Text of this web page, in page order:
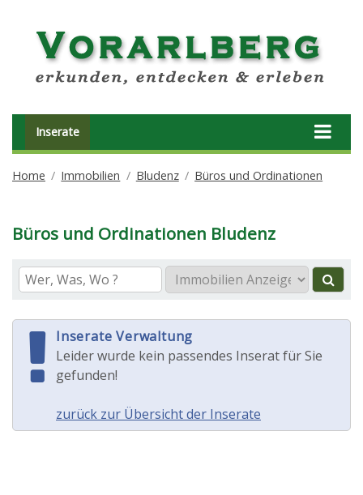
Inserate
Home Immobilien Bludenz Büros und Ordinationen
Büros und Ordinationen Bludenz
Inserate Verwaltung
Leider wurde kein passendes Inserat für Sie
gefunden!
zurück zur Übersicht der Inserate